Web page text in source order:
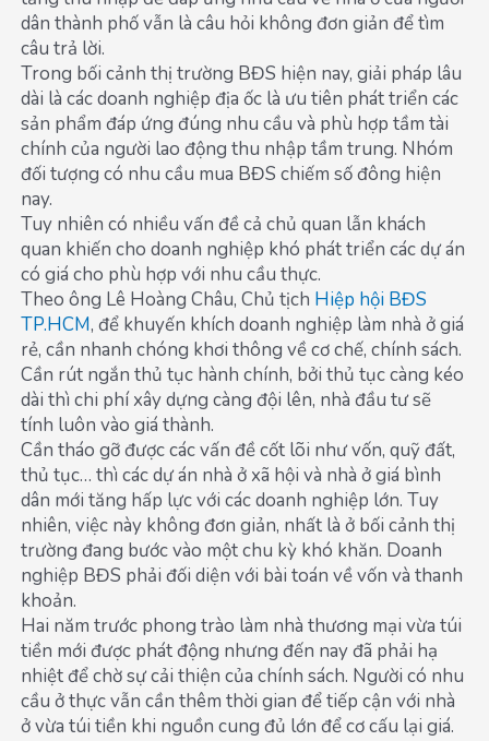
dân thành phố vẫn là câu hỏi không đơn giản để tìm
câu trả lời.
Trong bối cảnh thị trường BĐS hiện nay, giải pháp lâu
dài là các doanh nghiệp địa ốc là ưu tiên phát triển các
sản phẩm đáp ứng đúng nhu cầu và phù hợp tầm tài
chính của người lao động thu nhập tầm trung. Nhóm
đối tượng có nhu cầu mua BĐS chiếm số đông hiện
nay.
Tuy nhiên có nhiều vấn đề cả chủ quan lẫn khách
quan khiến cho doanh nghiệp khó phát triển các dự án
có giá cho phù hợp với nhu cầu thực.
Theo ông Lê Hoàng Châu, Chủ tịch Hiệp hội BĐS
TP.HCM, để khuyến khích doanh nghiệp làm nhà ở giá
rẻ, cần nhanh chóng khơi thông về cơ chế, chính sách.
Cần rút ngắn thủ tục hành chính, bởi thủ tục càng kéo
dài thì chi phí xây dựng càng đội lên, nhà đầu tư sẽ
tính luôn vào giá thành.
Cần tháo gỡ được các vấn đề cốt lõi như vốn, quỹ đất,
thủ tục… thì các dự án nhà ở xã hội và nhà ở giá bình
dân mới tăng hấp lực với các doanh nghiệp lớn. Tuy
nhiên, việc này không đơn giản, nhất là ở bối cảnh thị
trường đang bước vào một chu kỳ khó khăn. Doanh
nghiệp BĐS phải đối diện với bài toán về vốn và thanh
khoản.
Hai năm trước phong trào làm nhà thương mại vừa túi
tiền mới được phát động nhưng đến nay đã phải hạ
nhiệt để chờ sự cải thiện của chính sách. Người có nhu
cầu ở thực vẫn cần thêm thời gian để tiếp cận với nhà
ở vừa túi tiền khi nguồn cung đủ lớn để cơ cấu lại giá.